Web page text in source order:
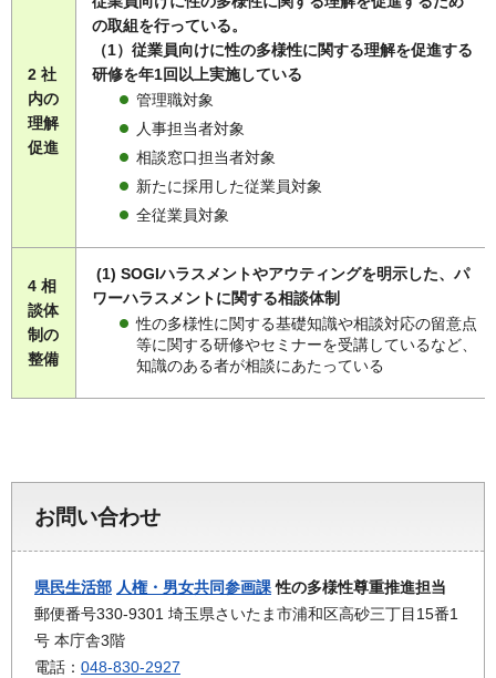
2 社
内の
理解
促進
の取組を行っている。
（1）従業員向けに性の多様性に関する理解を促進する
研修を年1回以上実施している
管理職対象
人事担当者対象
相談窓口担当者対象
新たに採用した従業員対象
全従業員対象
4 相
談体
制の
整備
(1) SOGIハラスメントやアウティングを明示した、パ
ワーハラスメントに関する相談体制
性の多様性に関する基礎知識や相談対応の留意点
等に関する研修やセミナーを受講しているなど、
知識のある者が相談にあたっている
お問い合わせ
県民生活部 人権・男女共同参画課性の多様性尊重推進担当
郵便番号330-9301 埼玉県さいたま市浦和区高砂三丁目15番1
号 本庁舎3階
電話： 048-830-2927